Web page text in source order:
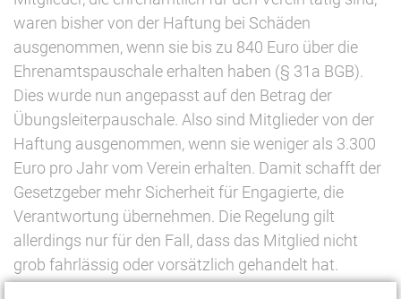
waren bisher von der Haftung bei Schäden
ausgenommen, wenn sie bis zu 840 Euro über die
Ehrenamtspauschale erhalten haben (§ 31a BGB).
Dies wurde nun angepasst auf den Betrag der
Übungsleiterpauschale. Also sind Mitglieder von der
Haftung ausgenommen, wenn sie weniger als 3.300
Euro pro Jahr vom Verein erhalten. Damit schafft der
Gesetzgeber mehr Sicherheit für Engagierte, die
Verantwortung übernehmen. Die Regelung gilt
allerdings nur für den Fall, dass das Mitglied nicht
grob fahrlässig oder vorsätzlich gehandelt hat.